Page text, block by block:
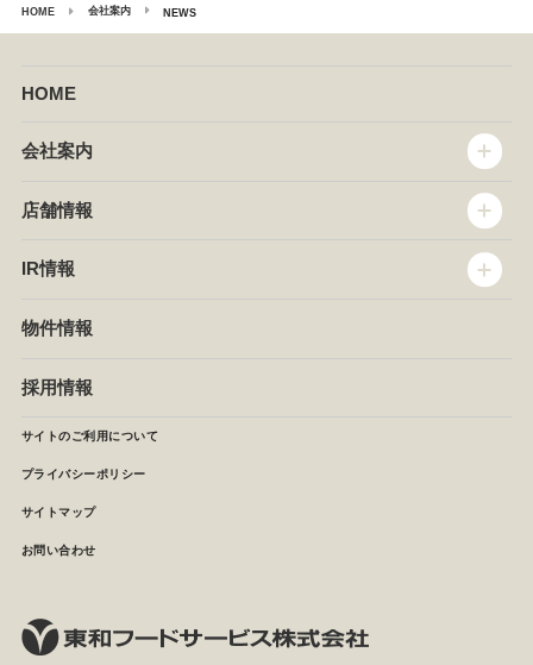
HOME 会社案内 NEWS
HOME
会社案内
企業情報
セントラルキッチン
NEWS
店舗情報
椿屋珈琲
イタリアンダイニングDONA
店舗検索
IR情報
IRニュース
月次報告
決算短信
株主の皆様へ
よくあるご質問 (株主優待制度)
物件情報
採用情報
サイトのご利用について
プライバシーポリシー
サイトマップ
お問い合わせ